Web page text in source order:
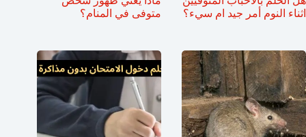
اثناء النوم أمر جيد ام سيء؟
متوفى في المنام؟